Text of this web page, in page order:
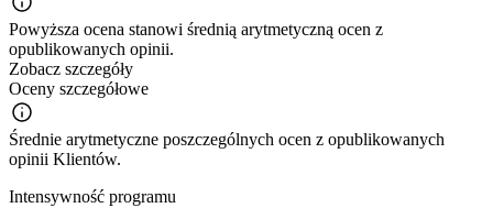
Powyższa ocena stanowi średnią arytmetyczną ocen z
opublikowanych opinii.
Zobacz szczegóły
Oceny szczegółowe
Średnie arytmetyczne poszczególnych ocen z opublikowanych
opinii Klientów.
Intensywność programu